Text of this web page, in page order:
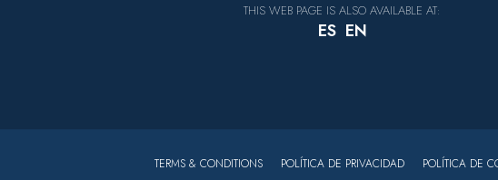
THIS WEB PAGE IS ALSO AVAILABLE AT:
ES EN
TERMS & CONDITIONS POLÍTICA DE PRIVACIDAD POLÍTICA DE